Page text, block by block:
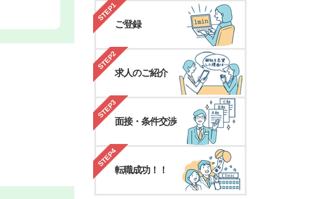
STEP1
ご登録
STEP2
求人のご紹介
STEP3
面接・条件交渉
STEP4
転職成功！！